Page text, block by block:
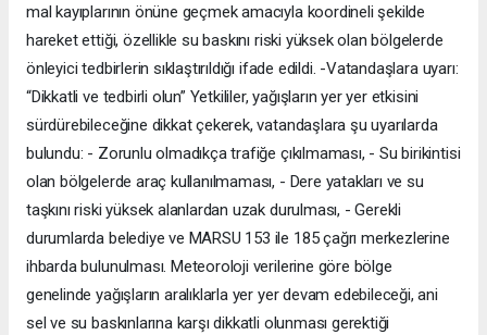
mal kayıplarının önüne geçmek amacıyla koordineli şekilde
hareket ettiği, özellikle su baskını riski yüksek olan bölgelerde
önleyici tedbirlerin sıklaştırıldığı ifade edildi. -Vatandaşlara uyarı:
“Dikkatli ve tedbirli olun” Yetkililer, yağışların yer yer etkisini
sürdürebileceğine dikkat çekerek, vatandaşlara şu uyarılarda
bulundu: - Zorunlu olmadıkça trafiğe çıkılmaması, - Su birikintisi
olan bölgelerde araç kullanılmaması, - Dere yatakları ve su
taşkını riski yüksek alanlardan uzak durulması, - Gerekli
durumlarda belediye ve MARSU 153 ile 185 çağrı merkezlerine
ihbarda bulunulması. Meteoroloji verilerine göre bölge
genelinde yağışların aralıklarla yer yer devam edebileceği, ani
sel ve su baskınlarına karşı dikkatli olunması gerektiği